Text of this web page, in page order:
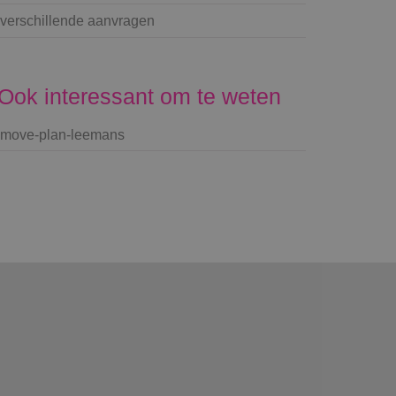
verschillende aanvragen
interessant om te weten
move-plan-leemans